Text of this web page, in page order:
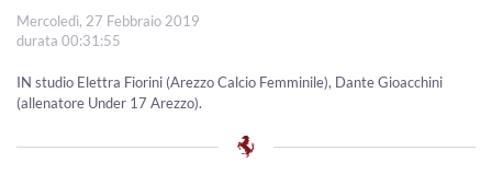
Mercoledì, 27 Febbraio 2019
durata 00:31:55
IN studio Elettra Fiorini (Arezzo Calcio Femminile), Dante Gioacchini
(allenatore Under 17 Arezzo).